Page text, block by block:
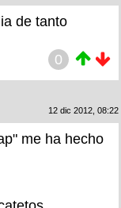
de tanto
0
12 dic 2012, 08:22
me ha hecho